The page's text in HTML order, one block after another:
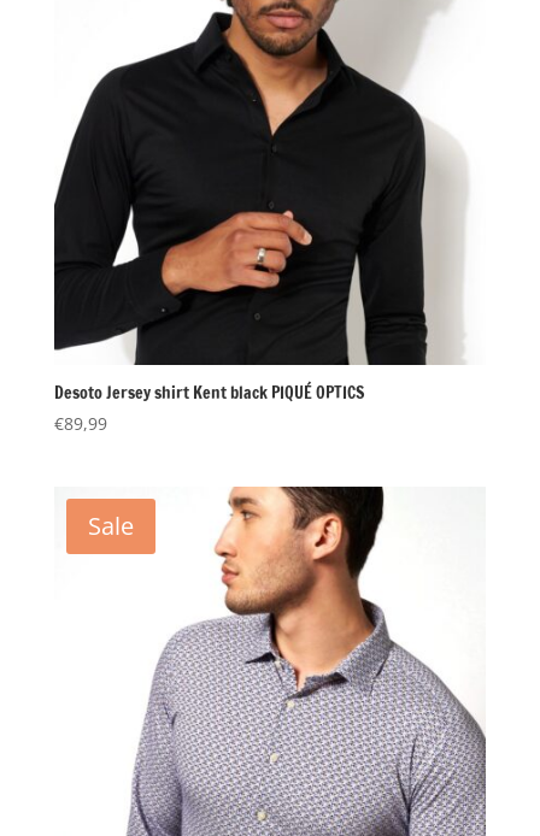
Desoto Jersey shirt Kent black PIQUÉ OPTICS
€89,99
Sale